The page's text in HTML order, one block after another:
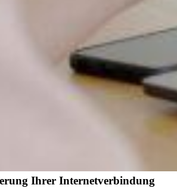
Ihrer Internetverbindung